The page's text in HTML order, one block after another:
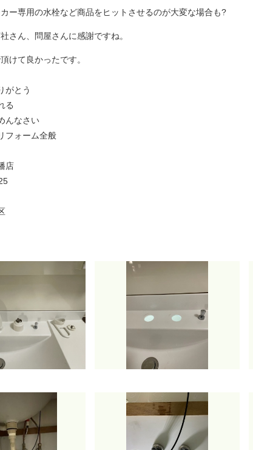
ー専用の水栓など商品をヒットさせるのが大変な場合も?
さん、問屋さんに感謝ですね。
けて良かったです。
がとう
る
んなさい
フォーム全般
店